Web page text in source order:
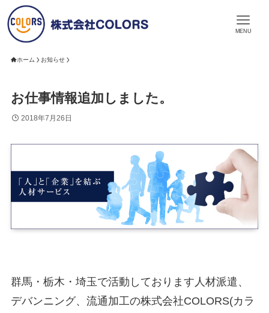
MENU
ホーム お知らせ
お仕事情報追加しました。
2018年7月26日
群馬・栃木・埼玉で活動しております人材派遣、
デバンニング、流通加工の株式会社COLORS(カラ